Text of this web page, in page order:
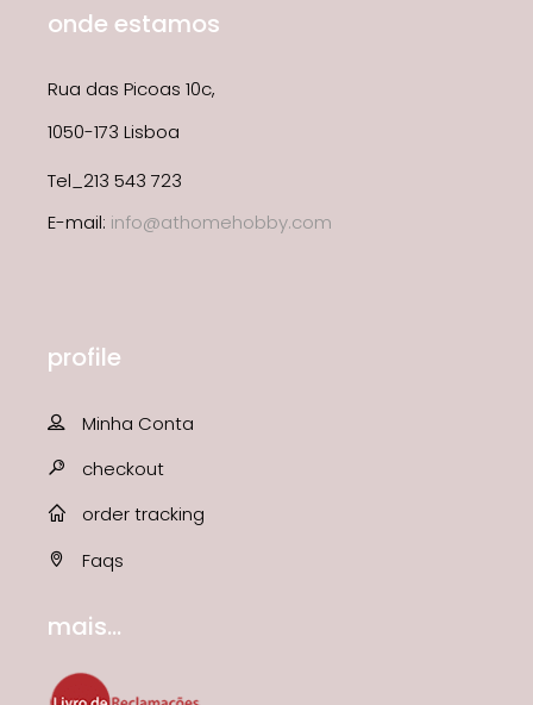
onde estamos
Rua das Picoas 10c,
1050-173 Lisboa
Tel_213 543 723
E-mail: info@athomehobby.com
profile
Minha Conta
checkout
order tracking
Faqs
mais...